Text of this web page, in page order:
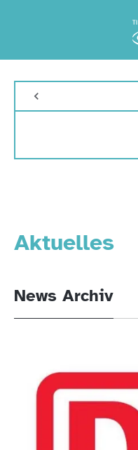
Aktuelles
News Archiv